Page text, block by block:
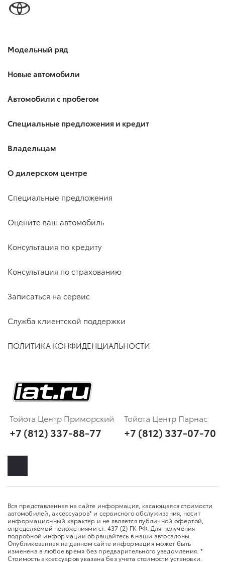
Модельный ряд
Новые автомобили
Автомобили с пробегом
Специальные предложения и кредит
Владельцам
О дилерском центре
Специальные предложения
Оцените ваш автомобиль
Консультация по кредиту
Консультация по страхованию
Записаться на сервис
Служба клиентской поддержки
ПОЛИТИКА КОНФИДЕНЦИАЛЬНОСТИ
Тойота Центр Приморский
+7 (812) 337-88-77
Тойота Центр Парнас
+7 (812) 337-07-70
Вся представленная на сайте информация, касающаяся стоимости
автомобилей, аксессуаров* и сервисного обслуживания, носит
информационный характер и не является публичной офертой,
определяемой положениями ст. 437 (2) ГК РФ. Для получения
подробной информации обращайтесь в наши автосалоны.
Опубликованная на данном сайте информация может быть
изменена в любое время без предварительного уведомления. *
Стоимость аксессуаров указана без учета стоимости установки.